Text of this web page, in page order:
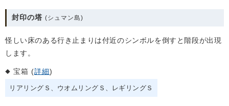
封印の塔 (シュマン島)
怪しい床のある行き止まりは付近のシンボルを倒すと階段が出現
します。
宝箱 (詳細)
リアリングＳ ウオムリングＳ レギリングＳ